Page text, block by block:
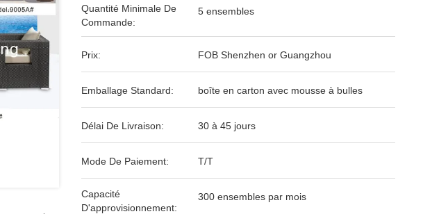
Quantité Minimale De
Commande:
5 ensembles
Prix: FOB Shenzhen or Guangzhou
Emballage Standard: boîte en carton avec mousse à bulles
Délai De Livraison: 30 à 45 jours
Mode De Paiement: T/T
Capacité
D'approvisionnement:
300 ensembles par mois